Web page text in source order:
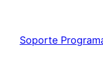
contenido
Soporte